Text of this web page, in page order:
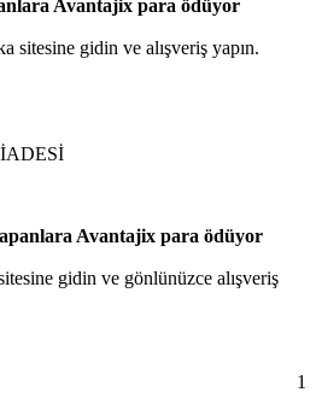
Avantajix para ödüyor
sitesine gidin ve alışveriş yapın.
Avantajix para ödüyor
gidin ve gönlünüzce alışveriş
1